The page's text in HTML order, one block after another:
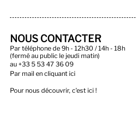
NOUS CONTACTER
Par téléphone de 9h - 12h30 / 14h - 18h
(fermé au public le jeudi matin)
au +33 5 53 47 36 09
Par mail en cliquant ici
Pour nous découvrir, c'est ici !